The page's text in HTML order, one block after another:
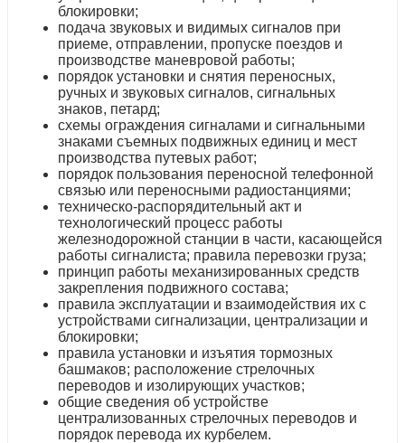
блокировки;
подача звуковых и видимых сигналов при
приеме, отправлении, пропуске поездов и
производстве маневровой работы;
порядок установки и снятия переносных,
ручных и звуковых сигналов, сигнальных
знаков, петард;
схемы ограждения сигналами и сигнальными
знаками съемных подвижных единиц и мест
производства путевых работ;
порядок пользования переносной телефонной
связью или переносными радиостанциями;
техническо-распорядительный акт и
технологический процесс работы
железнодорожной станции в части, касающейся
работы сигналиста; правила перевозки груза;
принцип работы механизированных средств
закрепления подвижного состава;
правила эксплуатации и взаимодействия их с
устройствами сигнализации, централизации и
блокировки;
правила установки и изъятия тормозных
башмаков; расположение стрелочных
переводов и изолирующих участков;
общие сведения об устройстве
централизованных стрелочных переводов и
порядок перевода их курбелем.